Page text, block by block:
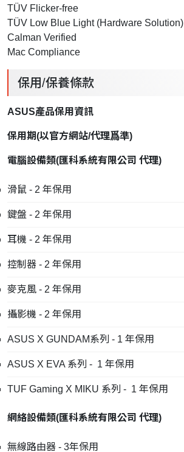
TÜV Flicker-free
TÜV Low Blue Light (Hardware Solution)
Calman Verified
Mac Compliance
保用/保養條款
ASUS產品保用資訊
保用期(以官方網站/代理爲準)
電腦設備類(匯科系統有限公司 代理)
滑鼠 - 2 年保用
鍵盤 - 2 年保用
耳機 - 2 年保用
控制器 - 2 年保用
麥克風 - 2 年保用
攝影機 - 2 年保用
ASUS X GUNDAM系列 - 1 年保用
ASUS X EVA 系列 - 1 年保用
TUF Gaming X MIKU 系列 - 1 年保用
網絡設備類(匯科系統有限公司 代理)
無線路由器 - 3年保用